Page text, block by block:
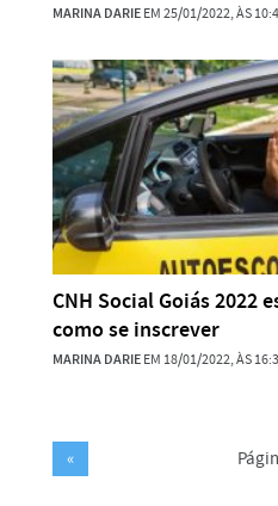
MARINA DARIEEM 25/01/2022, ÀS
CNH Social Goiás 2022
como se inscrever
MARINA DARIEEM 18/01/2022, ÀS
«